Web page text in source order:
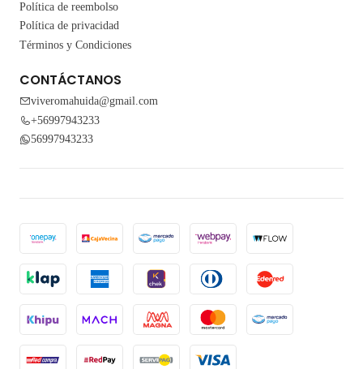
Política de reembolso
Política de privacidad
Términos y Condiciones
CONTÁCTANOS
viveromahuida@gmail.com
+56997943233
56997943233